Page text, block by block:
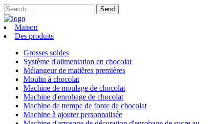
Maison
Des produits
Grosses soldes
Système d'alimentation en chocolat
Mélangeur de matières premières
Moulin à chocolat
Machine de moulage de chocolat
Machine d'enrobage de chocolat
Machine de trempe de fonte de chocolat
Machine à ajouter personnalisée